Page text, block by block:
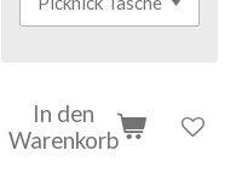
In den
Warenkorb